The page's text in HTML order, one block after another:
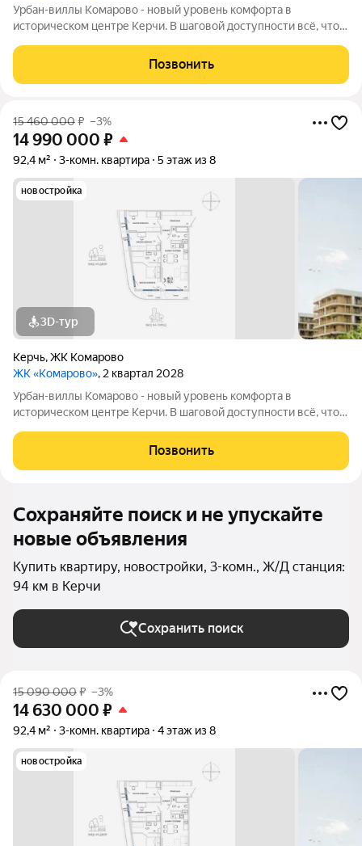
Урбан-виллы Комарово - новый уровень комфорта в
историческом центре Керчи. В шаговой доступности всё, что
благодаря обилию парковых зон. Прямо под окнами самый
большой ландшафтный парк в
Позвонить
15 460 000₽ –3%
14 990 000 ₽
92,4 м² 3-комн. квартира 5 этаж из 8
новостройка
3D-тур
Керчь,ЖК Комарово
ЖК «Комарово», 2 квартал 2028
Урбан-виллы Комарово - новый уровень комфорта в
историческом центре Керчи. В шаговой доступности всё, что
благодаря обилию парковых зон. Прямо под окнами самый
большой ландшафтный парк в
Позвонить
Сохраняйте поиск и не упускайте
новые объявления
Купить квартиру, новостройки, 3-комн., Ж/Д станция:
94 км в Керчи
Сохранить поиск
15 090 000₽ –3%
14 630 000 ₽
92,4 м² 3-комн. квартира 4 этаж из 8
новостройка